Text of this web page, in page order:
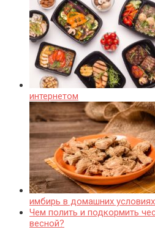
интернетом
имбирь в домашних
Чем полить и подкормить
весной?